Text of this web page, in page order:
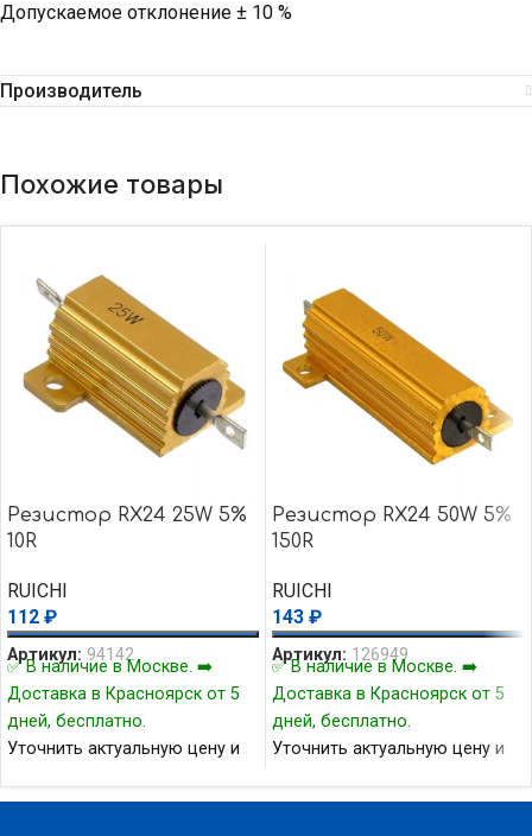
Допускаемое отклонение ± 10 %
Производитель
Похожие товары
Резистор RX24 25W 5%
10R
RUICHI
112 ₽
Артикул: 94142
✅ В наличие в Москве. ➡️
Доставка в Красноярск от 5
дней, бесплатно.
Уточнить актуальную цену и
нашего менеджера.
Резистор RX24 50W 5%
150R
RUICHI
143 ₽
Артикул: 126949
✅ В наличие в Москве. ➡️
Доставка в Красноярск от 5
дней, бесплатно.
Уточнить актуальную цену и
нашего менеджера.